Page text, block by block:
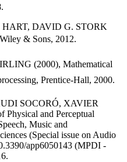
DAVID G. STORK
Wiley & Sons, 2012.
(2000), Mathematical
Prentice-Hall, 2000.
SOCORÓ, XAVIER
and Perceptual
Music and
(Special issue on Audio
app6050143 (MPDI -